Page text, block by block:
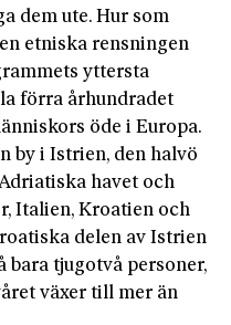
dem ute. Hur som
etniska rensningen
yttersta
förra århundradet
öde i Europa.
by i Istrien, den halvö
havet och
Italien, Kroatien och
delen av Istrien
bara tjugotvå personer,
växer till mer än